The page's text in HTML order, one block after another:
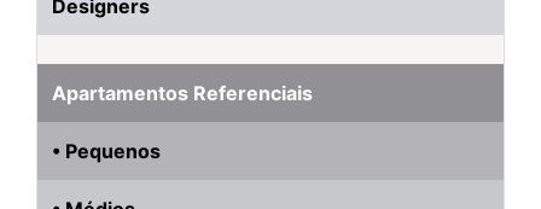
Designers
Apartamentos Referenciais
• Pequenos